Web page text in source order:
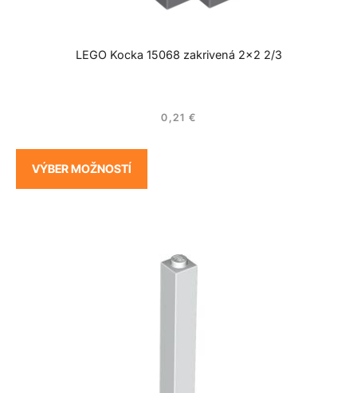
LEGO Kocka 15068 zakrivená 2×2 2/3
0,21 €
VÝBER MOŽNOSTÍ